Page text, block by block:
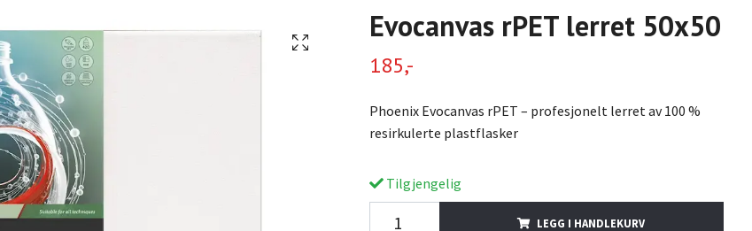
Evocanvas rPET lerret 50x50
185,-
Phoenix Evocanvas rPET – profesjonelt lerret av 100 %
resirkulerte plastflasker
Tilgjengelig
LEGG I HANDLEKURV